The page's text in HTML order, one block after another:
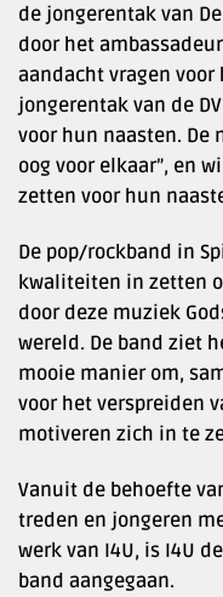
de jongerentak van
door het
aandacht vragen voor
jongerentak van de
voor hun naasten. De
oog voor elkaar”, en
zetten voor hun
De pop/rockband in
kwaliteiten in zetten
door deze muziek
wereld. De band ziet
mooie manier om,
voor het verspreiden
motiveren zich in te
Vanuit de behoefte
treden en jongeren
werk van I4U, is I4U
band aangegaan.